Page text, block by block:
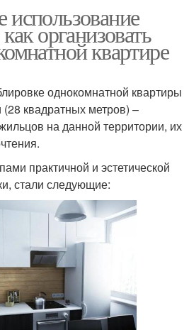
организовать
квартире
однокомнатной квартиры
квадратных метров) –
на данной территории, их
практичной и эстетической
стали следующие: